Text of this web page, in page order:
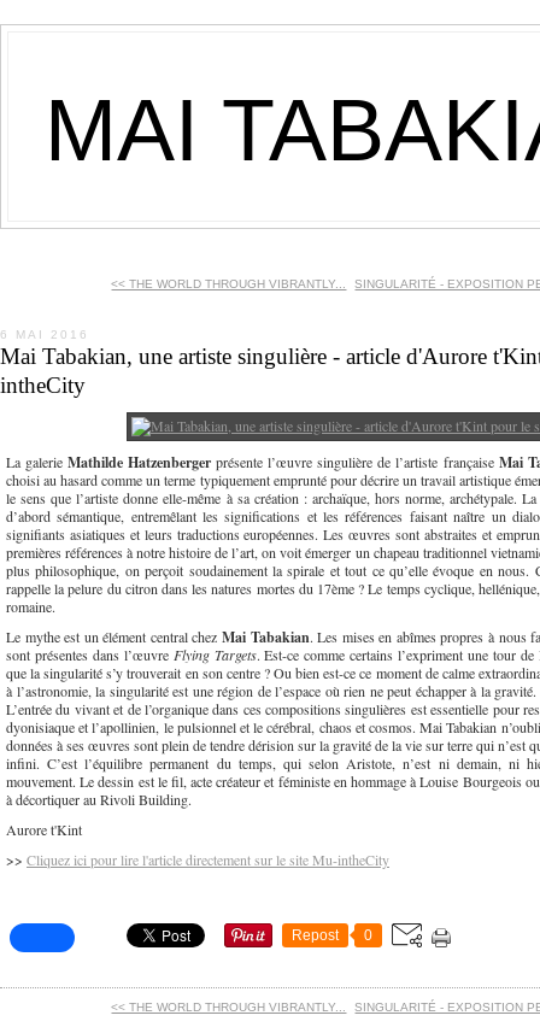
MAI
<< THE WORLD THROUGH VIBRANTLY... SINGULARITÉ - EXPOSITION
6 MAI 2016
Mai Tabakian, une artiste singulière - article d'Aurore
intheCity
La galerieMathilde Hatzenberger présente l’œuvre singulière de l’artiste française Mai
choisi au hasard comme un terme typiquement emprunté pour décrire un travail artistique
le sens que l’artiste donne elle-même à sa création : archaïque, hors norme, archétypale.
d’abord sémantique, entremêlant les significations et les références faisant naître un
signifiants asiatiques et leurs traductions européennes. Les œuvres sont abstraites et
premières références à notre histoire de l’art, on voit émerger un chapeau traditionnel
plus philosophique, on perçoit soudainement la spirale et tout ce qu’elle évoque en nous.
rappelle la pelure du citron dans les natures mortes du 17ème ? Le temps cyclique,
romaine.
Le mythe est un élément central chez Mai Tabakian. Les mises en abîmes propres à nous
sont présentes dans l’œuvre Flying Targets. Est-ce comme certains l’expriment une tour
que la singularité s’y trouverait en son centre ? Ou bien est-ce ce moment de calme
à l’astronomie, la singularité est une région de l’espace où rien ne peut échapper à la
L’entrée du vivant et de l’organique dans ces compositions singulières est essentielle pour
dyonisiaque et l’apollinien, le pulsionnel et le cérébral, chaos et cosmos. Mai Tabakian
données à ses œuvres sont plein de tendre dérision sur la gravité de la vie sur terre qui n’est
infini. C’est l’équilibre permanent du temps, qui selon Aristote, n’est ni demain, ni
mouvement. Le dessin est le fil, acte créateur et féministe en hommage à Louise Bourgeois
à décortiquer au Rivoli Building.
Aurore t'Kint
>> Cliquez ici pour lire l'article directement sur le site Mu-intheCity
Repost 0
<< THE WORLD THROUGH VIBRANTLY... SINGULARITÉ - EXPOSITION